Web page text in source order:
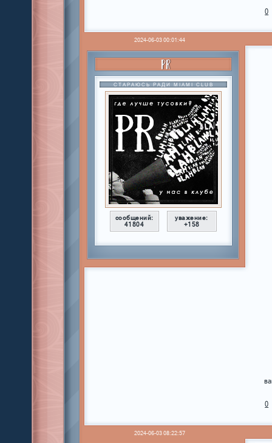
0
2024-06-03 00:01:44
PR
СТАРАЮСЬ РАДИ MIAMI CLUB
сообщений:
41804
уважение:
+158
0
2024-06-03 08:22:57